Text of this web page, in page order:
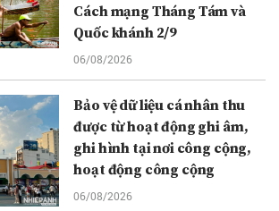
Cách mạng Tháng Tám và
Quốc khánh 2/9
06/08/2026
Bảo vệ dữ liệu cá nhân thu
được từ hoạt động ghi âm,
ghi hình tại nơi công cộng,
hoạt động công cộng
06/08/2026